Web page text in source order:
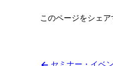
このページをシェア
セミナー・イベ